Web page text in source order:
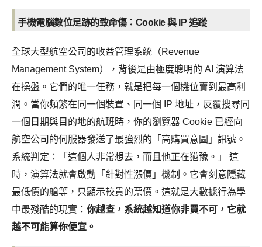
手機電腦數位足跡的致命傷：Cookie 與 IP 追蹤
全球大型航空公司的收益管理系統（Revenue
Management System），背後是由極度聰明的 AI 演算法
在操盤。它們的唯一任務，就是把每一個機位賣到最高利
潤。當你頻繁在同一個裝置、同一個 IP 地址，反覆搜尋同
一個日期與目的地的航班時，你的瀏覽器 Cookie 已經向
航空公司的伺服器發送了最強烈的「高購買意圖」訊號。
系統判定：「這個人非常想去，而且他正在猶豫。」 這
時，演算法就會啟動「針對性漲價」機制。它會刻意隱藏
最低價的艙等，只顯示較貴的票價。這就是大數據行為學
中最殘酷的現實： 你越查，系統越知道你非買不可，它就
越不可能算你便宜。